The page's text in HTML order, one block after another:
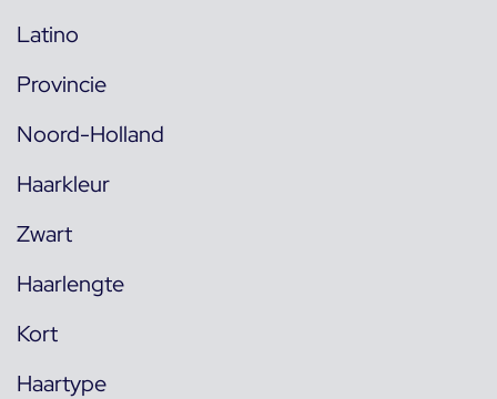
Latino
Provincie
Noord-Holland
Haarkleur
Zwart
Haarlengte
Kort
Haartype